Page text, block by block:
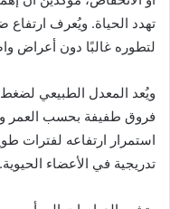
تهدد الحياة. ويُعرف ارتفاع
لتطوره غالبًا دون أعراض
فروق طفيفة بحسب العمر
استمرار ارتفاعه لفترات
تدريجية في الأعضاء الحيوية.